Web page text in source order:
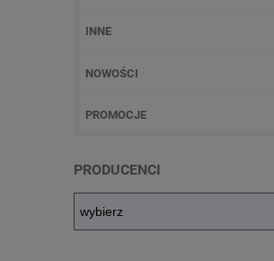
INNE
NOWOŚCI
PROMOCJE
PRODUCENCI